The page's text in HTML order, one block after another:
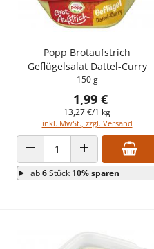
Popp Brotaufstrich
Geflügelsalat Dattel-Curry
150 g
1,99 €
13,27 €/1 kg
inkl. MwSt., zzgl. Versand
ANZAHL VERRINGERNANZAHL ERHÖHEN
ab6Stück 10% sparen